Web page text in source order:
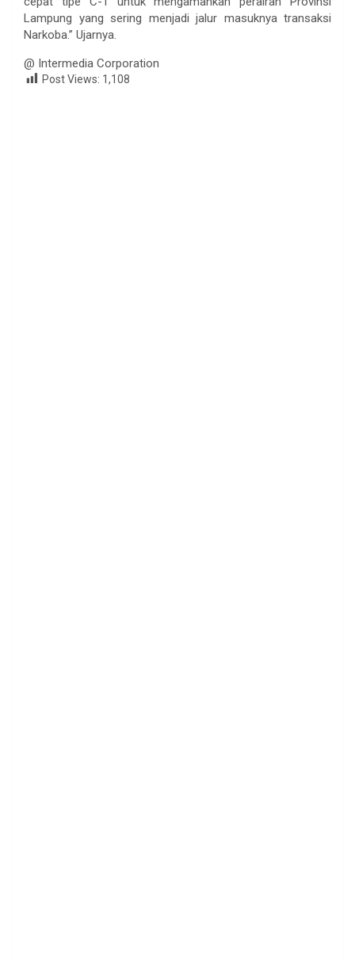
Lampung yang sering menjadi jalur masuknya transaksi
Narkoba.” Ujarnya.
@ Intermedia Corporation
Post Views: 1,108